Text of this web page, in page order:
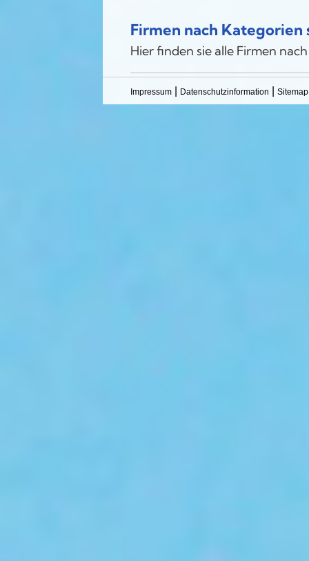
Firmen nach
Hier finden sie alle Firmen
Impressum Datenschutzinformation Sitemap